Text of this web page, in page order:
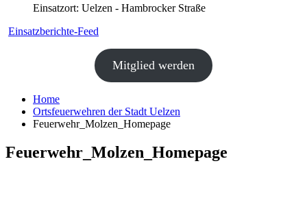
Einsatzort: Uelzen - Hambrocker Straße
Einsatzberichte-Feed
Mitglied werden
Home
Ortsfeuerwehren der Stadt Uelzen
Feuerwehr_Molzen_Homepage
Feuerwehr_Molzen_Homepage